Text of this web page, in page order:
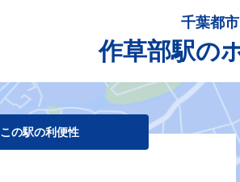
千葉都
作草部駅の
この駅の利便性